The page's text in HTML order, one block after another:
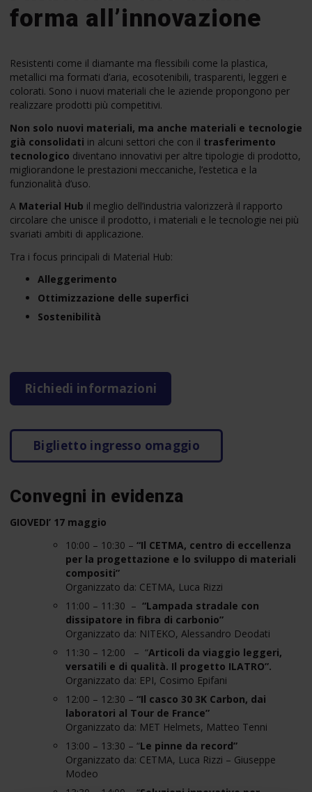
forma all’innovazione
Resistenti come il diamante ma flessibili come la plastica,
metallici ma formati d’aria, ecosotenibili, trasparenti, leggeri e
colorati. Sono i nuovi materiali che le aziende propongono per
realizzare prodotti più competitivi.
Non solo nuovi materiali, ma anche materiali e tecnologie
già consolidati in alcuni settori che con il trasferimento
tecnologico diventano innovativi per altre tipologie di prodotto,
migliorandone le prestazioni meccaniche, l’estetica e la
funzionalità d’uso.
A Material Hub il meglio dell’industria valorizzerà il rapporto
circolare che unisce il prodotto, i materiali e le tecnologie nei più
svariati ambiti di applicazione.
Tra i focus principali di Material Hub:
Alleggerimento
Ottimizzazione delle superfici
Sostenibilità
Richiedi informazioni
Biglietto ingresso omaggio
Convegni in evidenza
GIOVEDI’ 17 maggio
10:00 – 10:30 – “Il CETMA, centro di eccellenza
per la progettazione e lo sviluppo di materiali
compositi”
Organizzato da: CETMA, Luca Rizzi
11:00 – 11:30 – “Lampada stradale con
dissipatore in fibra di carbonio”
Organizzato da: NITEKO, Alessandro Deodati
11:30 – 12:00 – “Articoli da viaggio leggeri,
versatili e di qualità. Il progetto ILATRO”.
Organizzato da: EPI, Cosimo Epifani
12:00 – 12:30 – “Il casco 30 3K Carbon, dai
laboratori al Tour de France”
Organizzato da: MET Helmets, Matteo Tenni
13:00 – 13:30 – “Le pinne da record”
Organizzato da: CETMA, Luca Rizzi – Giuseppe
Modeo